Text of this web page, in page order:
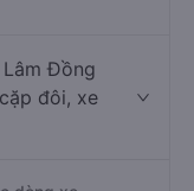
Đồng
đôi, xe